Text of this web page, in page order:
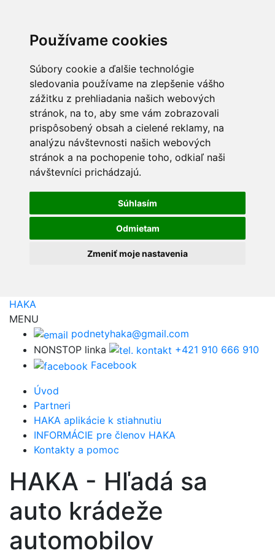
Používame cookies
Súbory cookie a ďalšie technológie
sledovania používame na zlepšenie vášho
zážitku z prehliadania našich webových
stránok, na to, aby sme vám zobrazovali
prispôsobený obsah a cielené reklamy, na
analýzu návštevnosti našich webových
stránok a na pochopenie toho, odkiaľ naši
návštevníci prichádzajú.
Súhlasím
Odmietam
Zmeniť moje nastavenia
HAKA
MENU
podnetyhaka@gmail.com
NONSTOP linka
+421 910 666 910
Facebook
Úvod
Partneri
HAKA aplikácie k stiahnutiu
INFORMÁCIE pre členov HAKA
Kontakty a pomoc
HAKA - Hľadá sa
auto krádeže
automobilov